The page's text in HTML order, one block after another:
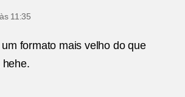
11:35
formato mais velho do que
hehe.